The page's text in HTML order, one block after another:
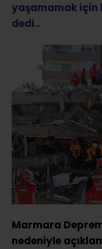
yaşamamak için
dedi..
Marmara
nedeniyle